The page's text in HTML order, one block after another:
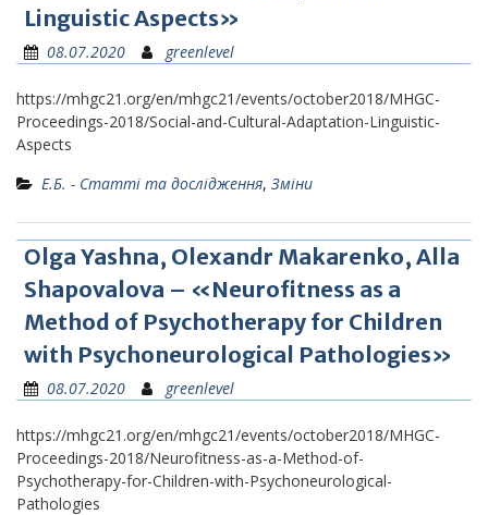
Linguistic Aspects»
08.07.2020 greenlevel
https://mhgc21.org/en/mhgc21/events/october2018/MHGC-
Proceedings-2018/Social-and-Cultural-Adaptation-Linguistic-
Aspects
Е.Б. - Статті та дослідження, Зміни
Оlga Yashna, Olexandr Makarenko, Alla
Shapovalova – «Neurofitness as a
Method of Psychotherapy for Children
with Psychoneurological Pathologies»
08.07.2020 greenlevel
https://mhgc21.org/en/mhgc21/events/october2018/MHGC-
Proceedings-2018/Neurofitness-as-a-Method-of-
Psychotherapy-for-Children-with-Psychoneurological-
Pathologies